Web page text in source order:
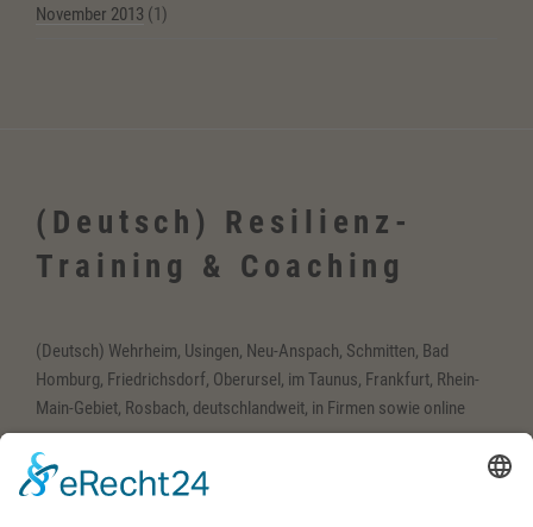
November 2013 (1)
(Deutsch) Resilienz-
Training & Coaching
(Deutsch) Wehrheim, Usingen, Neu-Anspach, Schmitten, Bad
Homburg, Friedrichsdorf, Oberursel, im Taunus, Frankfurt, Rhein-
Main-Gebiet, Rosbach, deutschlandweit, in Firmen sowie online